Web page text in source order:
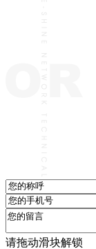
请拖动滑块解锁